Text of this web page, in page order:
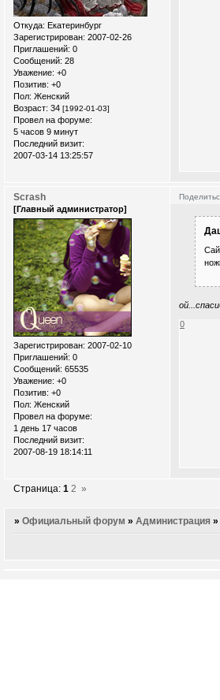
Откуда: Екатеринбург
Зарегистрирован: 2007-02-26
Приглашений: 0
Сообщений: 28
Уважение: +0
Позитив: +0
Пол: Женский
Возраст: 34 [1992-01-03]
Провел на форуме:
5 часов 9 минут
Последний визит:
2007-03-14 13:25:57
Scrash
[Главный администратор]
Зарегистрирован: 2007-02-10
Приглашений: 0
Сообщений: 65535
Уважение: +0
Позитив: +0
Пол: Женский
Провел на форуме:
1 день 17 часов
Последний визит:
2007-08-19 18:14:11
0
Страница:1 2 »
»Официальный форум »Администрация »